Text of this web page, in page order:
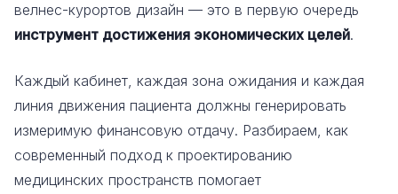
велнес-курортов дизайн — это в первую очередь
инструмент достижения экономических целей.
Каждый кабинет, каждая зона ожидания и каждая
линия движения пациента должны генерировать
измеримую финансовую отдачу. Разбираем, как
современный подход к проектированию
медицинских пространств помогает